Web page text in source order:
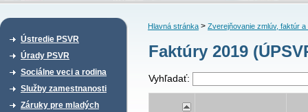
Ústredie PSVR
Úrady PSVR
Sociálne veci a rodina
Služby zamestnanosti
Záruky pre mladých
Hlavná stránka> Zverejňovanie zmlúv, faktúr a
Faktúry 2019
Vyhľadať: